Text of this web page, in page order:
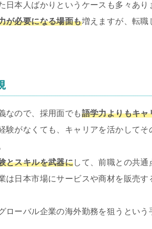
日本人ばかりというケースも多々あり
が必要になる場面も増えますが、転職
なので、採用面でも語学力よりもキャ
験がなくても、キャリアを活かして
とスキルを武器にして、前職との共
は日本市場にサービスや商材を販売す
ローバル企業の海外勤務を狙うという